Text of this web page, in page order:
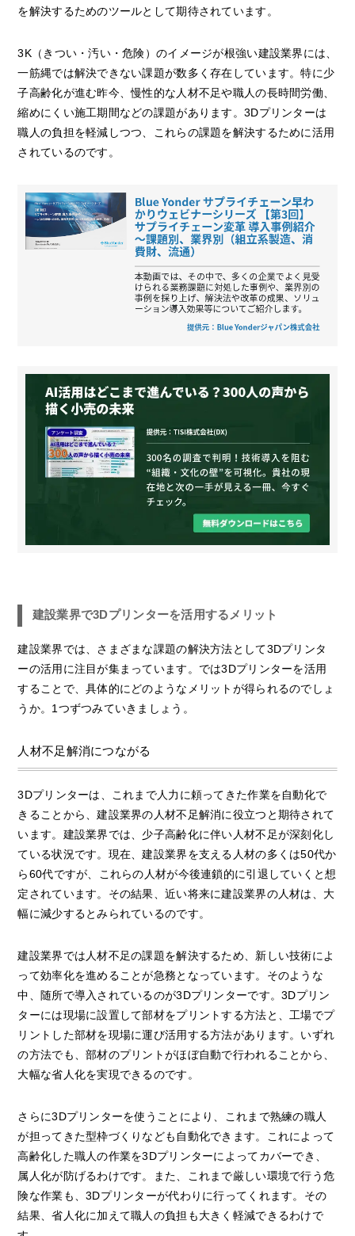
を解決するためのツールとして期待されています。
3K（きつい・汚い・危険）のイメージが根強い建設業界には、
一筋縄では解決できない課題が数多く存在しています。特に少
子高齢化が進む昨今、慢性的な人材不足や職人の長時間労働、
縮めにくい施工期間などの課題があります。3Dプリンターは
職人の負担を軽減しつつ、これらの課題を解決するために活用
されているのです。
建設業界で3Dプリンターを活用するメリット
建設業界では、さまざまな課題の解決方法として3Dプリンタ
ーの活用に注目が集まっています。では3Dプリンターを活用
することで、具体的にどのようなメリットが得られるのでしょ
うか。1つずつみていきましょう。
人材不足解消につながる
3Dプリンターは、これまで人力に頼ってきた作業を自動化で
きることから、建設業界の人材不足解消に役立つと期待されて
います。建設業界では、少子高齢化に伴い人材不足が深刻化し
ている状況です。現在、建設業界を支える人材の多くは50代か
ら60代ですが、これらの人材が今後連鎖的に引退していくと想
定されています。その結果、近い将来に建設業界の人材は、大
幅に減少するとみられているのです。
建設業界では人材不足の課題を解決するため、新しい技術によ
って効率化を進めることが急務となっています。そのような
中、随所で導入されているのが3Dプリンターです。3Dプリン
ターには現場に設置して部材をプリントする方法と、工場でプ
リントした部材を現場に運び活用する方法があります。いずれ
の方法でも、部材のプリントがほぼ自動で行われることから、
大幅な省人化を実現できるのです。
さらに3Dプリンターを使うことにより、これまで熟練の職人
が担ってきた型枠づくりなども自動化できます。これによって
高齢化した職人の作業を3Dプリンターによってカバーでき、
属人化が防げるわけです。また、これまで厳しい環境で行う危
険な作業も、3Dプリンターが代わりに行ってくれます。その
結果、省人化に加えて職人の負担も大きく軽減できるわけで